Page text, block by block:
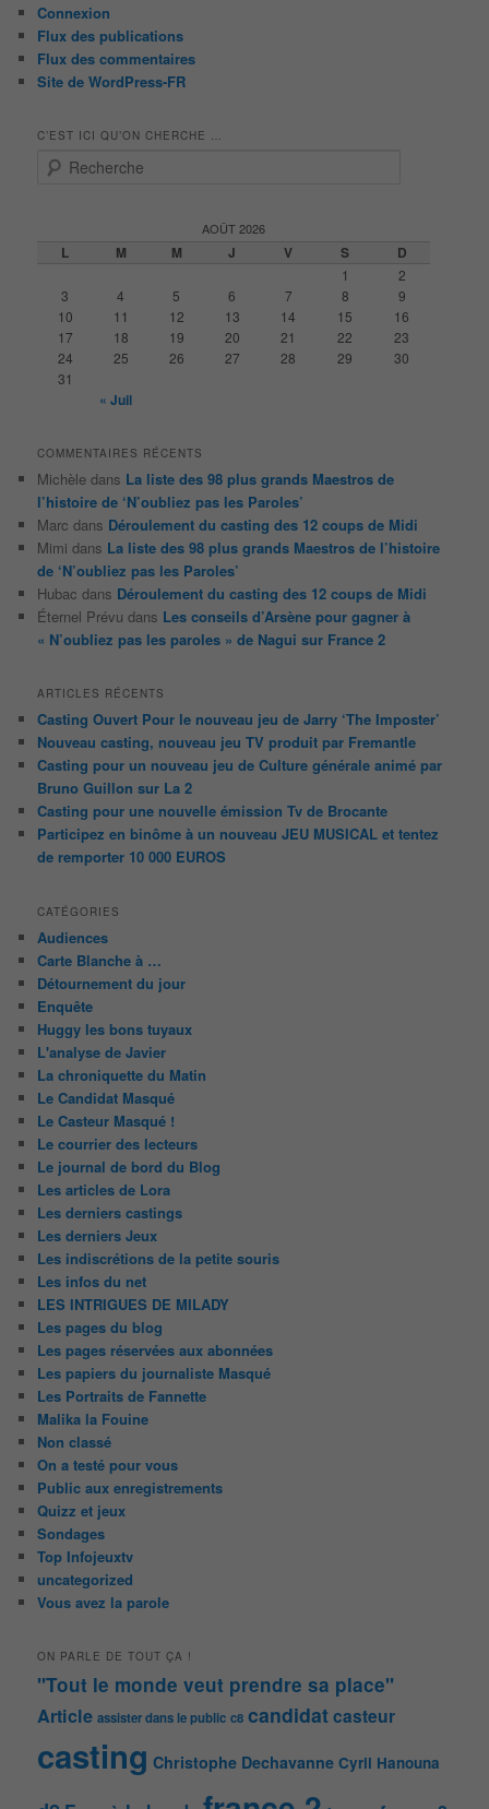
Connexion
Flux des publications
Flux des commentaires
Site de WordPress-FR
C’EST ICI QU’ON CHERCHE …
AOÛT 2026
L M M J V S D
1
2
3
4 5 6 7 8
9
10
11 12 13 14 15
16
17
18 19 20 21 22
23
24
25 26 27 28 29
30
31
« Juil
COMMENTAIRES RÉCENTS
Michèle dans La liste des 98 plus grands Maestros de
l’histoire de ‘N’oubliez pas les Paroles’
Marc dans Déroulement du casting des 12 coups de Midi
Mimi dans La liste des 98 plus grands Maestros de l’histoire
de ‘N’oubliez pas les Paroles’
Hubac dans Déroulement du casting des 12 coups de Midi
Éternel Prévu dans Les conseils d’Arsène pour gagner à
« N’oubliez pas les paroles » de Nagui sur France 2
ARTICLES RÉCENTS
Casting Ouvert Pour le nouveau jeu de Jarry ‘The Imposter’
Nouveau casting, nouveau jeu TV produit par Fremantle
Casting pour un nouveau jeu de Culture générale animé par
Bruno Guillon sur La 2
Casting pour une nouvelle émission Tv de Brocante
Participez en binôme à un nouveau JEU MUSICAL et tentez
de remporter 10 000 EUROS
CATÉGORIES
Audiences
Carte Blanche à …
Détournement du jour
Enquête
Huggy les bons tuyaux
L'analyse de Javier
La chroniquette du Matin
Le Candidat Masqué
Le Casteur Masqué !
Le courrier des lecteurs
Le journal de bord du Blog
Les articles de Lora
Les derniers castings
Les derniers Jeux
Les indiscrétions de la petite souris
Les infos du net
LES INTRIGUES DE MILADY
Les pages du blog
Les pages réservées aux abonnées
Les papiers du journaliste Masqué
Les Portraits de Fannette
Malika la Fouine
Non classé
On a testé pour vous
Public aux enregistrements
Quizz et jeux
Sondages
Top Infojeuxtv
uncategorized
Vous avez la parole
ON PARLE DE TOUT ÇA !
"Tout le monde veut prendre sa place"
Article assister dans le public c8 candidatcasteur
casting Christophe Dechavanne Cyril Hanouna